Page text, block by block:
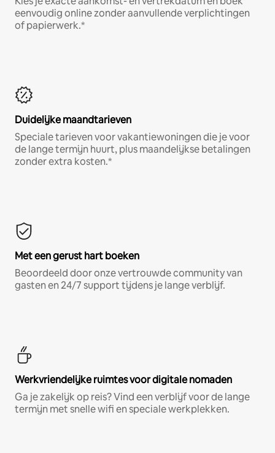
eenvoudig online zonder aanvullende verplichtingen
of papierwerk.*
Duidelijke maandtarieven
Speciale tarieven voor vakantiewoningen die je voor
de lange termijn huurt, plus maandelijkse betalingen
zonder extra kosten.*
Met een gerust hart boeken
Beoordeeld door onze vertrouwde community van
gasten en 24/7 support tijdens je lange verblijf.
Werkvriendelijke ruimtes voor digitale nomaden
Ga je zakelijk op reis? Vind een verblijf voor de lange
termijn met snelle wifi en speciale werkplekken.